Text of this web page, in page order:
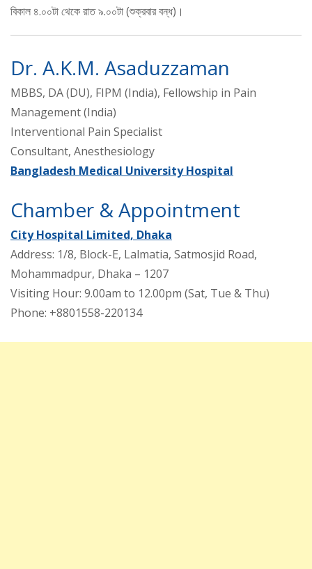
বিকাল ৪.০০টা থেকে রাত ৯.০০টা (শুক্রবার বন্ধ)।
Dr. A.K.M. Asaduzzaman
MBBS, DA (DU), FIPM (India), Fellowship in Pain
Management (India)
Interventional Pain Specialist
Consultant, Anesthesiology
Bangladesh Medical University Hospital
Chamber & Appointment
City Hospital Limited, Dhaka
Address: 1/8, Block-E, Lalmatia, Satmosjid Road,
Mohammadpur, Dhaka – 1207
Visiting Hour: 9.00am to 12.00pm (Sat, Tue & Thu)
Phone: +8801558-220134